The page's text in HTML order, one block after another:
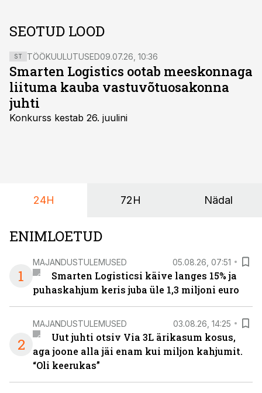
SEOTUD LOOD
ST TÖÖKUULUTUSED09.07.26, 10:36
Smarten Logistics ootab meeskonnaga
liituma kauba vastuvõtuosakonna
juhti
Konkurss kestab 26. juulini
24H 72H Nädal
ENIMLOETUD
1
MAJANDUSTULEMUSED 05.08.26, 07:51
Smarten Logisticsi käive langes 15% ja
puhaskahjum keris juba üle 1,3 miljoni euro
2
MAJANDUSTULEMUSED 03.08.26, 14:25
Uut juhti otsiv Via 3L ärikasum kosus,
aga joone alla jäi enam kui miljon kahjumit.
“Oli keerukas”